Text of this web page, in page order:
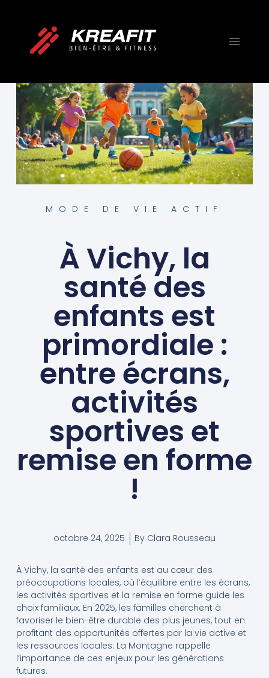
MODE DE VIE ACTIF
À Vichy, la
santé des
enfants est
primordiale :
entre écrans,
activités
sportives et
remise en forme
!
octobre 24, 2025 By Clara Rousseau
À Vichy, la santé des enfants est au cœur des
préoccupations locales, où l’équilibre entre les écrans,
les activités sportives et la remise en forme guide les
choix familiaux. En 2025, les familles cherchent à
favoriser le bien-être durable des plus jeunes, tout en
profitant des opportunités offertes par la vie active et
les ressources locales. La Montagne rappelle
l’importance de ces enjeux pour les générations
futures.